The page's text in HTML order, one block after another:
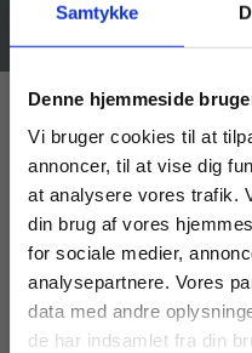
Samtykke
Denne hjemmeside
Vi bruger cookies til at
annoncer, til at vise dig
at analysere vores trafik.
din brug af vores
for sociale medier,
analysepartnere. Vores
data med andre
de har indsamlet fra din
Prisen er pr. årselev
iPraxisforløbene i
Rødstenspakkener
samlet tidsforbrug på
Køb læremidler og
For privatkunder og
studerende. Du får
vist priser inkl.